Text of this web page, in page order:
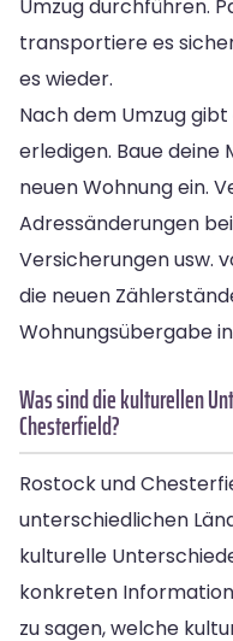
Umzug durchführen.
transportiere es
es wieder.
Nach dem Umzug
erledigen. Baue deine
neuen Wohnung ein.
Adressänderungen
Versicherungen usw.
die neuen
Wohnungsübergabe
Was sind die kulturellen
Chesterfield?
Rostock und
unterschiedlichen
kulturelle
konkreten
zu sagen, welche